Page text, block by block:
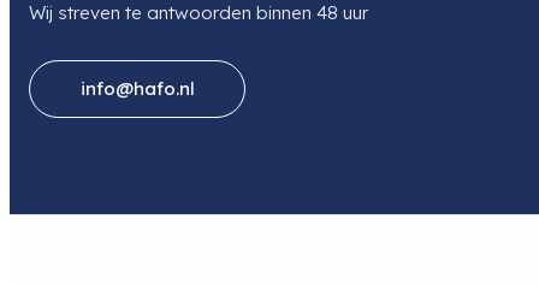
Wij streven te antwoorden binnen 48 uur
info@hafo.nl